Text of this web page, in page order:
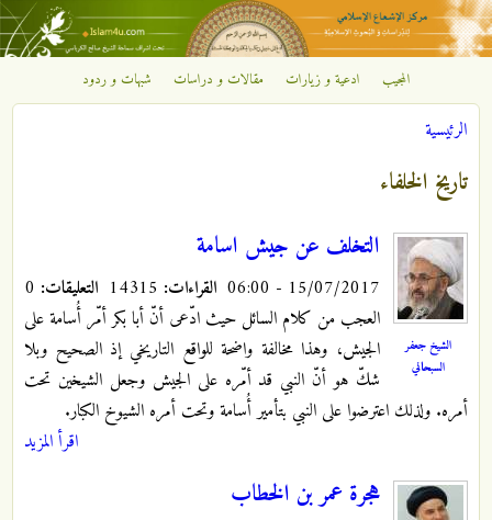
تجاوز إلى المحتوى الرئيسي
مركز
الإشعاع
الإسلامي
المجيب ادعية و زيارات مقالات و دراسات شبهات و ردود
أنت هنا
الرئيسية
تاريخ الخلفاء
الشيخ جعفر
السبحاني
التخلف عن جيش اسامة
15/07/2017 - 06:00 القراءات: التعليقات:
العجب من كلام السائل حيث ادّعى أنّ أبا بكر أمّر أُسامة على
الجيش، وهذا مخالفة واضحة للواقع التاريخي إذ الصحيح وبلا
شكّ هو أنّ النبي قد أمّره على الجيش وجعل الشيخين تحت
أمره. ولذلك اعترضوا على النبي بتأمير أُسامة وتحت أمره الشيوخ الكبار.
اقرأ المزيد
هجرة عمر بن الخطاب